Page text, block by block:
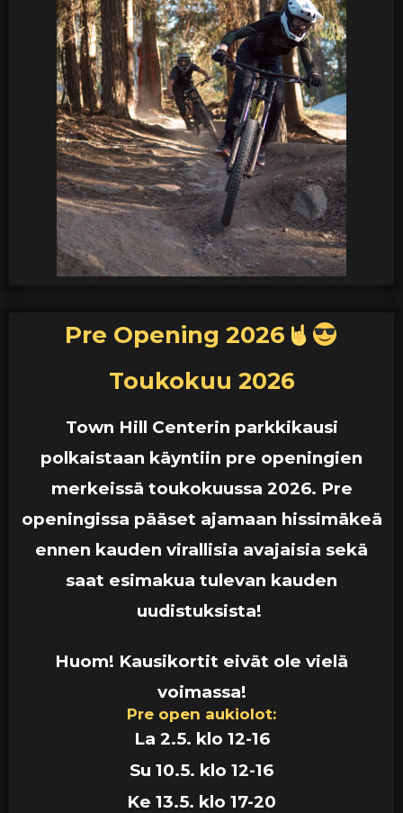
Pre Opening 2026
Toukokuu 2026
Town Hill Centerin parkkikausi
polkaistaan käyntiin pre openingien
merkeissä toukokuussa 2026. Pre
openingissa pääset ajamaan hissimäkeä
ennen kauden virallisia avajaisia sekä
saat esimakua tulevan kauden
uudistuksista!
Huom! Kausikortit eivät ole vielä
voimassa!
Pre open aukiolot:
La 2.5. klo 12-16
Su 10.5. klo 12-16
Ke 13.5. klo 17-20